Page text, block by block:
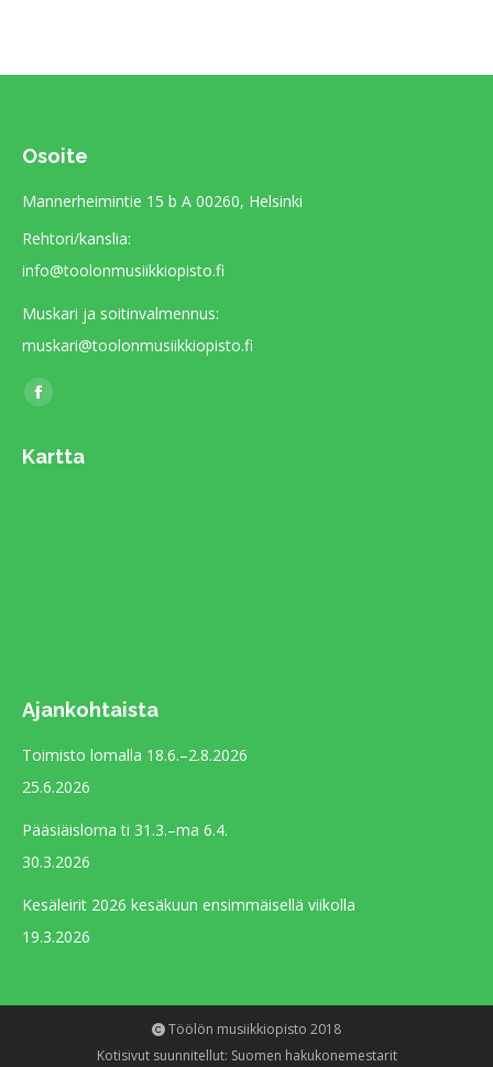
Osoite
Mannerheimintie 15 b A 00260, Helsinki
Rehtori/kanslia:
info@toolonmusiikkiopisto.fi
Muskari ja soitinvalmennus:
muskari@toolonmusiikkiopisto.fi
Find us on:
Facebook
opens
Kartta
Ajankohtaista
Toimisto lomalla 18.6.–2.8.2026
25.6.2026
Pääsiäisloma ti 31.3.–ma 6.4.
30.3.2026
Kesäleirit 2026 kesäkuun ensimmäisellä viikolla
19.3.2026
Töölön musiikkiopisto 2018
Kotisivutsuunnitellut: Suomen hakukonemestarit